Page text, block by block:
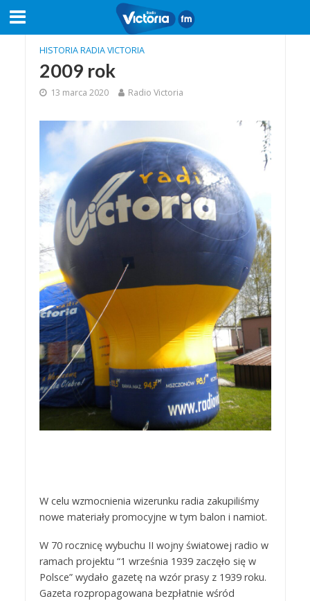
HISTORIA RADIA VICTORIA
2009 rok
13 marca 2020 Radio Victoria
W celu wzmocnienia wizerunku radia zakupiliśmy
nowe materiały promocyjne w tym balon i namiot.
W 70 rocznicę wybuchu II wojny światowej radio w
ramach projektu “1 września 1939 zaczęło się w
Polsce” wydało gazetę na wzór prasy z 1939 roku.
Gazeta rozpropagowana bezpłatnie wśród